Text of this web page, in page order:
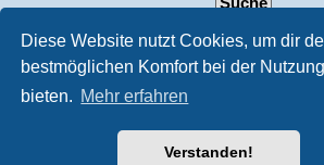
Diese Website nutzt Cookies, um dir
bestmöglichen Komfort bei der
bieten. Mehr erfahren
Verstanden!
Powered byphpBB
Datenschutz